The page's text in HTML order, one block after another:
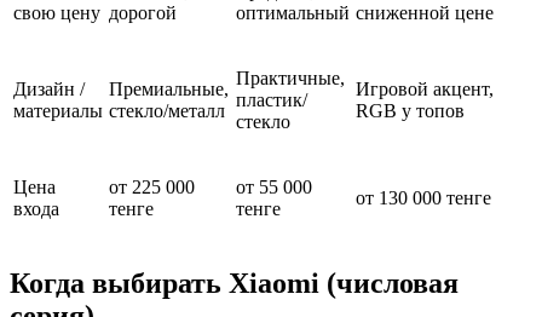
свою цену дорогой
оптимальный сниженной цене
Дизайн /
материалы
Премиальные,
стекло/металл
Практичные,
пластик/
стекло
Игровой акцент,
RGB у топов
Цена
входа
от 225 000
тенге
от 55 000
тенге
от 130 000 тенге
Когда выбирать Xiaomi (числовая